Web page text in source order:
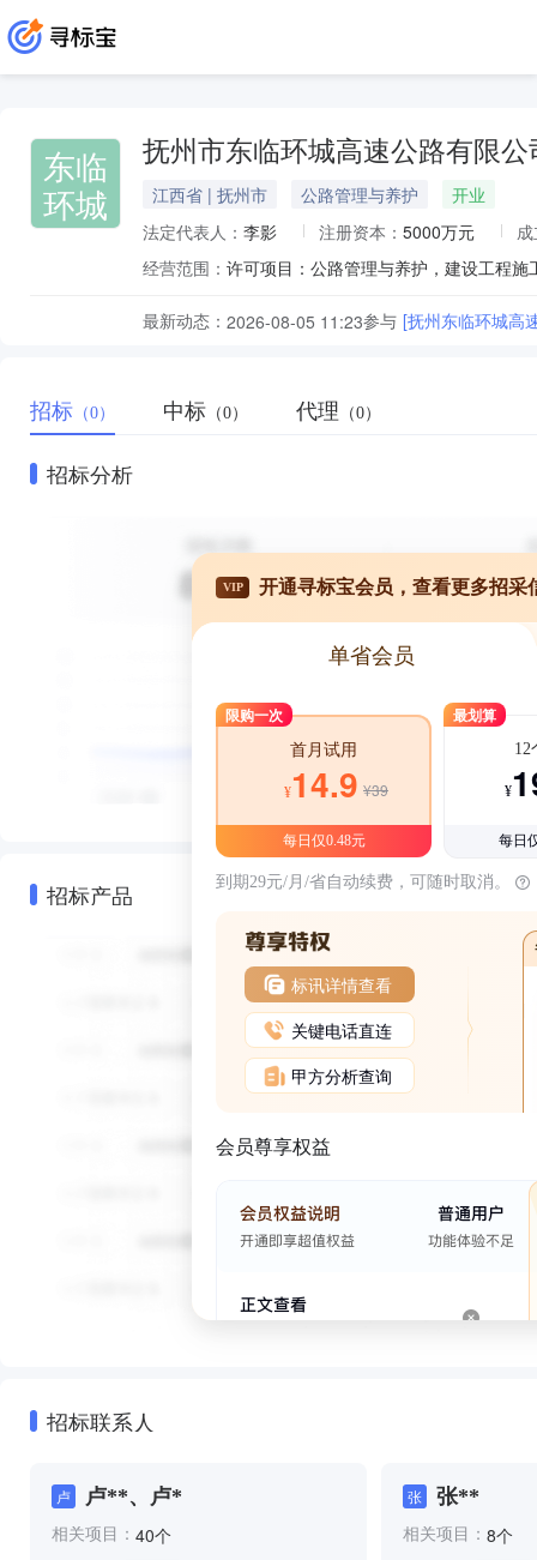
东临
环城
抚州市东临环城高速公路有限公
江西省 | 抚州市 公路管理与养护
开业
法定代表人： 李影 注册资本： 5000万元
经营范围：
最新动态： 2026-08-05 11:23参与 [抚州东临环城高
招标 （0） 中标 （0） 代理 （0）
招标分析
招标产品
VIP 开通寻标宝会员，查看更多招采
单省会员
限购一次
首月试用
¥14.9 ¥39
每日仅0.48元
最划算
12
¥
每日
到期29元/月/省自动续费，可随时取消。
标讯详情查看
关键电话直连
甲方分析查询
会员尊享权益
招标联系人
卢 卢**、卢*
相关项目： 40个
张 张**
相关项目： 8个